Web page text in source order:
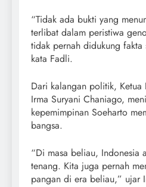
“Tidak ada bukti yang
terlibat dalam peristiwa
tidak pernah didukung
kata Fadli.
Dari kalangan politik, Ketua
Irma Suryani Chaniago,
kepemimpinan Soeharto
bangsa.
“Di masa beliau, Indonesia
tenang. Kita juga pernah
pangan di era beliau,” ujar